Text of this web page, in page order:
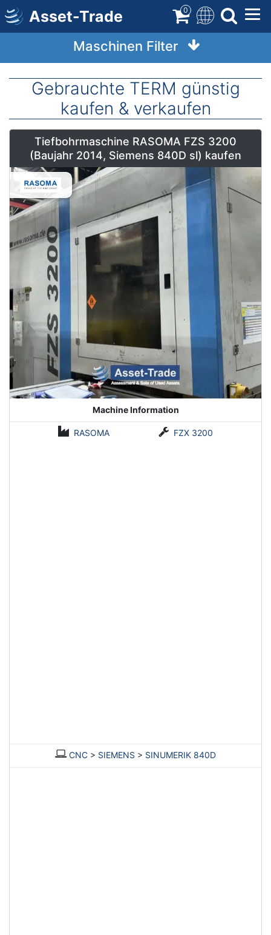
Direkt
zum
Inhalt
Asset-Trade 0
Maschinen Filter
Gebrauchte TERM günstig
kaufen & verkaufen
Tiefbohrmaschine RASOMA FZS 3200
(Baujahr 2014, Siemens 840D sl) kaufen
Machine Information
RASOMA FZX 3200
CNC > SIEMENS > SINUMERIK 840D